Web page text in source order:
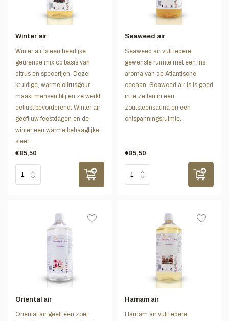
Winter air
Winter air is een heerlijke
geurende mix op basis van
citrus en specerijen. Deze
kruidige, warme citrusgeur
maakt mensen blij en ze werkt
eetlust bevorderend. Winter air
geeft uw feestdagen en de
winter een warme behaaglijke
sfeer.
€85,50
Seaweed air
Seaweed air vult iedere
gewenste ruimte met een fris
aroma van de Atlantische
oceaan. Seaweed air is is goed
in te zetten in een
zoutsteensauna en een
ontspanningsruimte.
€85,50
Oriental air
Oriental air geeft een zoet
Hamam air
Hamam air vult iedere